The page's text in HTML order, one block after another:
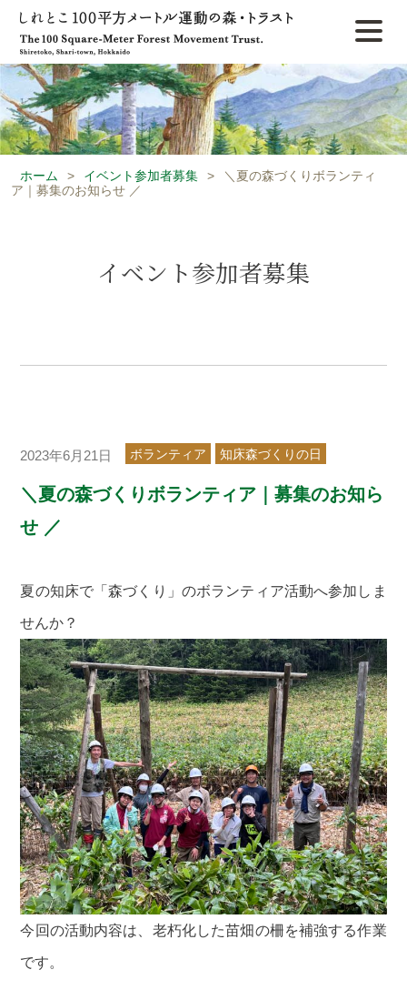
ホーム > イベント参加者募集 >
＼夏の森づくりボランティ
ア｜募集のお知らせ ／
イベント参加者募集
2023年6月21日 ボランティア 知床森づくりの日
＼夏の森づくりボランティア｜募集のお知ら
せ ／
夏の知床で「森づくり」のボランティア活動へ参加しま
せんか？
今回の活動内容は、老朽化した苗畑の柵を補強する作業
です。